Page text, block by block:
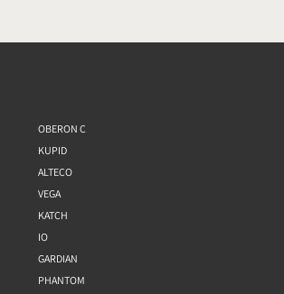
OBERON C
KUPID
ALTECO
VEGA
KATCH
IO
GARDIAN
PHANTOM